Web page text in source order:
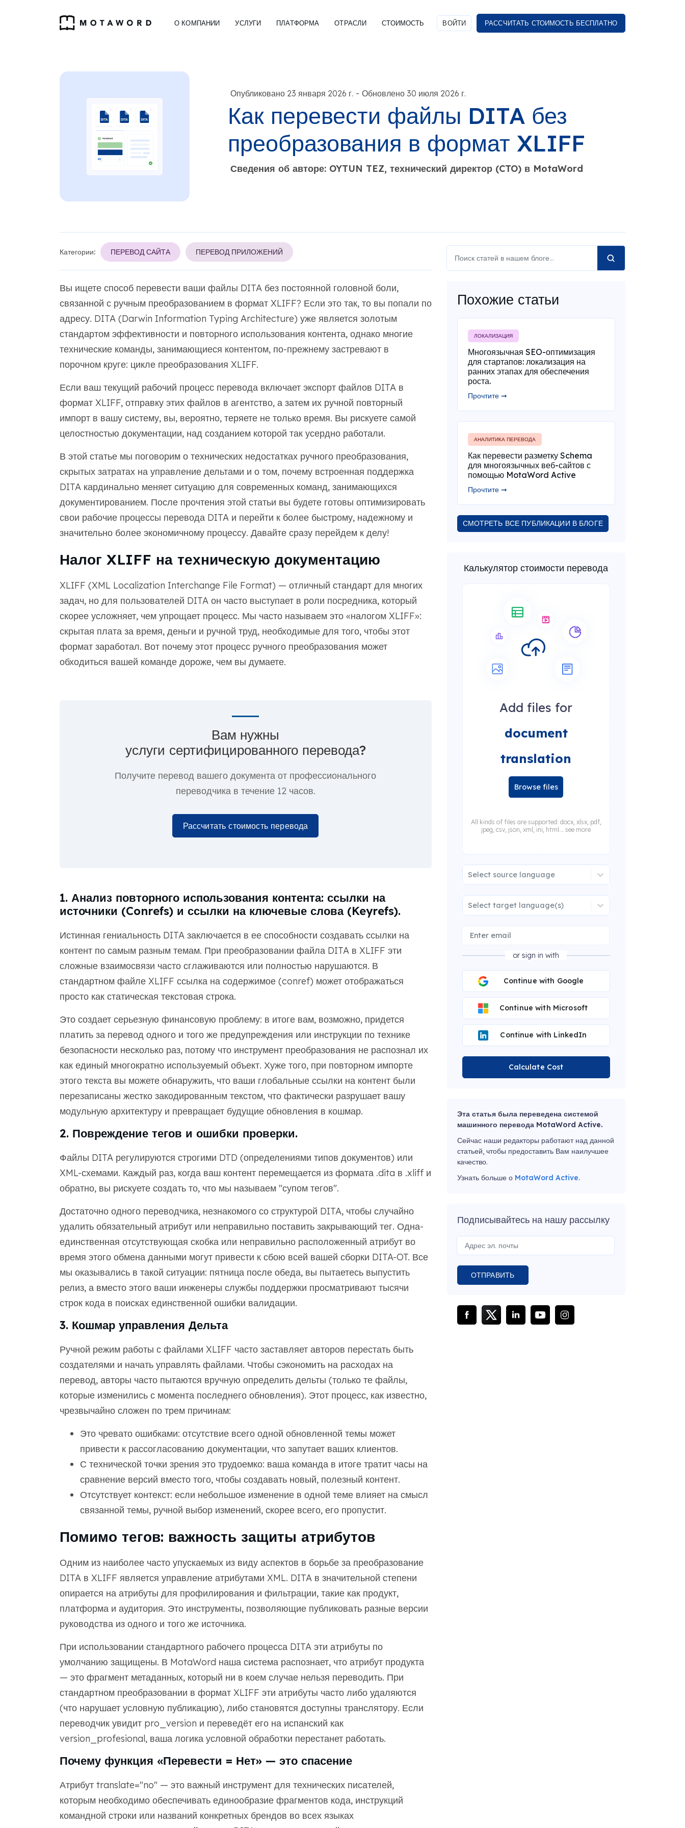
О КОМПАНИИ УСЛУГИ ПЛАТФОРМА ОТРАСЛИ СТОИМОСТЬ ВОЙТИ РАССЧИТАТЬ СТОИМОСТЬ БЕСПЛАТНО
Опубликовано 23 января 2026 г. - Обновлено 30 июля 2026 г.
Как перевести файлы DITA без
преобразования в формат XLIFF
Сведения об авторе: OYTUN TEZ, технический директор (CTO) в MotaWord
Категории: ПЕРЕВОД САЙТА ПЕРЕВОД ПРИЛОЖЕНИЙ
Вы ищете способ перевести ваши файлы DITA без постоянной головной боли,
связанной с ручным преобразованием в формат XLIFF? Если это так, то вы попали по
адресу. DITA (Darwin Information Typing Architecture) уже является золотым
стандартом эффективности и повторного использования контента, однако многие
технические команды, занимающиеся контентом, по-прежнему застревают в
порочном круге: цикле преобразования XLIFF.
Если ваш текущий рабочий процесс перевода включает экспорт файлов DITA в
формат XLIFF, отправку этих файлов в агентство, а затем их ручной повторный
импорт в вашу систему, вы, вероятно, теряете не только время. Вы рискуете самой
целостностью документации, над созданием которой так усердно работали.
В этой статье мы поговорим о технических недостатках ручного преобразования,
скрытых затратах на управление дельтами и о том, почему встроенная поддержка
DITA кардинально меняет ситуацию для современных команд, занимающихся
документированием. После прочтения этой статьи вы будете готовы оптимизировать
свои рабочие процессы перевода DITA и перейти к более быстрому, надежному и
значительно более экономичному процессу. Давайте сразу перейдем к делу!
Налог XLIFF на техническую документацию
XLIFF (XML Localization Interchange File Format) — отличный стандарт для многих
задач, но для пользователей DITA он часто выступает в роли посредника, который
скорее усложняет, чем упрощает процесс. Мы часто называем это «налогом XLIFF»:
скрытая плата за время, деньги и ручной труд, необходимые для того, чтобы этот
формат заработал. Вот почему этот процесс ручного преобразования может
обходиться вашей команде дороже, чем вы думаете.
Вам нужны
услуги сертифицированного перевода?
Получите перевод вашего документа от профессионального
переводчика в течение 12 часов.
Рассчитать стоимость перевода
1. Анализ повторного использования контента: ссылки на
источники (Conrefs) и ссылки на ключевые слова (Keyrefs).
Истинная гениальность DITA заключается в ее способности создавать ссылки на
контент по самым разным темам. При преобразовании файла DITA в XLIFF эти
сложные взаимосвязи часто сглаживаются или полностью нарушаются. В
стандартном файле XLIFF ссылка на содержимое (conref) может отображаться
просто как статическая текстовая строка.
Это создает серьезную финансовую проблему: в итоге вам, возможно, придется
платить за перевод одного и того же предупреждения или инструкции по технике
безопасности несколько раз, потому что инструмент преобразования не распознал их
как единый многократно используемый объект. Хуже того, при повторном импорте
этого текста вы можете обнаружить, что ваши глобальные ссылки на контент были
перезаписаны жестко закодированным текстом, что фактически разрушает вашу
модульную архитектуру и превращает будущие обновления в кошмар.
2. Повреждение тегов и ошибки проверки.
Файлы DITA регулируются строгими DTD (определениями типов документов) или
XML-схемами. Каждый раз, когда ваш контент перемещается из формата .dita в .xliff и
обратно, вы рискуете создать то, что мы называем "супом тегов".
Достаточно одного переводчика, незнакомого со структурой DITA, чтобы случайно
удалить обязательный атрибут или неправильно поставить закрывающий тег. Одна-
единственная отсутствующая скобка или неправильно расположенный атрибут во
время этого обмена данными могут привести к сбою всей вашей сборки DITA-OT. Все
мы оказывались в такой ситуации: пятница после обеда, вы пытаетесь выпустить
релиз, а вместо этого ваши инженеры службы поддержки просматривают тысячи
строк кода в поисках единственной ошибки валидации.
3. Кошмар управления Дельта
Ручной режим работы с файлами XLIFF часто заставляет авторов перестать быть
создателями и начать управлять файлами. Чтобы сэкономить на расходах на
перевод, авторы часто пытаются вручную определить дельты (только те файлы,
которые изменились с момента последнего обновления). Этот процесс, как известно,
чрезвычайно сложен по трем причинам:
Это чревато ошибками: отсутствие всего одной обновленной темы может
привести к рассогласованию документации, что запутает ваших клиентов.
С технической точки зрения это трудоемко: ваша команда в итоге тратит часы на
сравнение версий вместо того, чтобы создавать новый, полезный контент.
Отсутствует контекст: если небольшое изменение в одной теме влияет на смысл
связанной темы, ручной выбор изменений, скорее всего, его пропустит.
Помимо тегов: важность защиты атрибутов
Одним из наиболее часто упускаемых из виду аспектов в борьбе за преобразование
DITA в XLIFF является управление атрибутами XML. DITA в значительной степени
опирается на атрибуты для профилирования и фильтрации, такие как продукт,
платформа и аудитория. Это инструменты, позволяющие публиковать разные версии
руководства из одного и того же источника.
При использовании стандартного рабочего процесса DITA эти атрибуты по
умолчанию защищены. В MotaWord наша система распознает, что атрибут продукта
— это фрагмент метаданных, который ни в коем случае нельзя переводить. При
стандартном преобразовании в формат XLIFF эти атрибуты часто либо удаляются
(что нарушает условную публикацию), либо становятся доступны транслятору. Если
переводчик увидит pro_version и переведёт его на испанский как
version_profesional, ваша логика условной обработки перестанет работать.
Почему функция «Перевести = Нет» — это спасение
Атрибут translate="no" — это важный инструмент для технических писателей,
которым необходимо обеспечивать единообразие фрагментов кода, инструкций
командной строки или названий конкретных брендов во всех языках
Похожие статьи
ЛОКАЛИЗАЦИЯ
Многоязычная SEO-оптимизация
для стартапов: локализация на
ранних этапах для обеспечения
роста.
Прочтите ➞
АНАЛИТИКА ПЕРЕВОДА
Как перевести разметку Schema
для многоязычных веб-сайтов с
помощью MotaWord Active
Прочтите ➞
СМОТРЕТЬ ВСЕ ПУБЛИКАЦИИ В БЛОГЕ
Калькулятор стоимости перевода
Add files for
document
translation
Browse files
All kinds of files are supported: docx, xlsx, pdf,
jpeg, csv, json, xml, ini, html... see more
Select source language
Select target language(s)
or sign in with
Continue with Google
Continue with Microsoft
Continue with LinkedIn
Calculate Cost
Эта статья была переведена системой
машинного перевода MotaWord Active.
Сейчас наши редакторы работают над данной
статьей, чтобы предоставить Вам наилучшее
качество.
Узнать больше о MotaWord Active.
Подписывайтесь на нашу рассылку
ОТПРАВИТЬ